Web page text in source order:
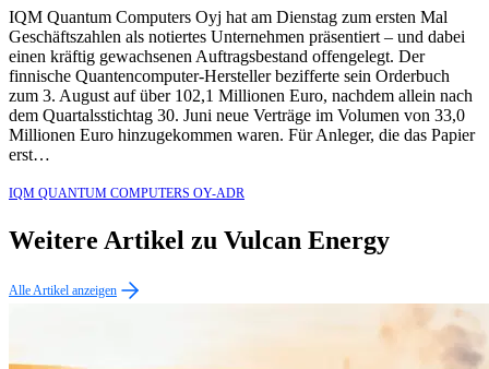
IQM Quantum Computers Oyj hat am Dienstag zum ersten Mal
Geschäftszahlen als notiertes Unternehmen präsentiert – und dabei
einen kräftig gewachsenen Auftragsbestand offengelegt. Der
finnische Quantencomputer-Hersteller bezifferte sein Orderbuch
zum 3. August auf über 102,1 Millionen Euro, nachdem allein nach
dem Quartalsstichtag 30. Juni neue Verträge im Volumen von 33,0
Millionen Euro hinzugekommen waren. Für Anleger, die das Papier
erst…
IQM QUANTUM COMPUTERS OY-ADR
Weitere Artikel zu Vulcan Energy
Alle Artikel anzeigen